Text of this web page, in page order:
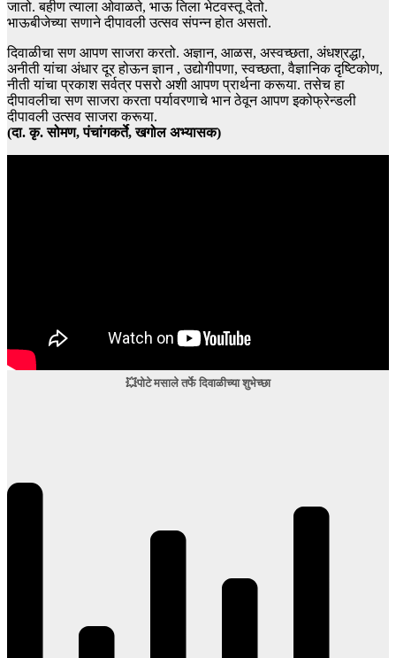
जातो. बहीण त्याला ओवाळते, भाऊ तिला भेटवस्तू देतो.
भाऊबीजेच्या सणाने दीपावली उत्सव संपन्न होत असतो.
दिवाळीचा सण आपण साजरा करतो. अज्ञान, आळस, अस्वच्छता, अंधश्रद्धा,
अनीती यांचा अंधार दूर होऊन ज्ञान , उद्योगीपणा, स्वच्छता, वैज्ञानिक दृष्टिकोण,
नीती यांचा प्रकाश सर्वत्र पसरो अशी आपण प्रार्थना करूया. तसेच हा
दीपावलीचा सण साजरा करता पर्यावरणाचे भान ठेवून आपण इकोफ्रेन्डली
दीपावली उत्सव साजरा करूया.
(दा. कृ. सोमण, पंचांगकर्ते, खगोल अभ्यासक)
💥पोटे मसाले तर्फे दिवाळीच्या शुभेच्छा